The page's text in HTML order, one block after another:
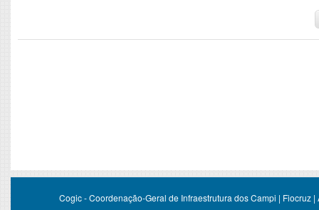
Cogic - Coordenação-Geral de Infraestrutura dos Campi | Fiocruz